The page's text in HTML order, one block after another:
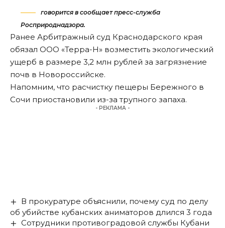
говорится в сообщает пресс-служба
Росприроднадзора.
Ранее Арбитражный суд Краснодарского края
обязал ООО «Терра-Н» возместить экологический
ущерб в размере 3,2 млн рублей за загрязнение
почв в Новороссийске.
Напомним, что расчистку пещеры Бережного в
Сочи приостановили из-за трупного запаха.
- РЕКЛАМА -
В прокуратуре объяснили, почему суд по делу
об убийстве кубанских аниматоров длился 3 года
Сотрудники противоградовой службы Кубани